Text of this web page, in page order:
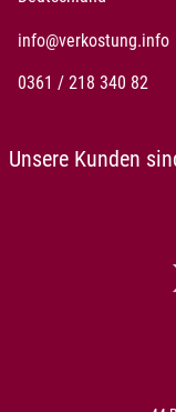
info@verkostung.info
0361 / 218 340 82
Unsere Kunden